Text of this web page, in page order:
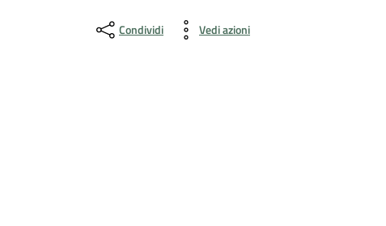
Condividi Vedi azioni